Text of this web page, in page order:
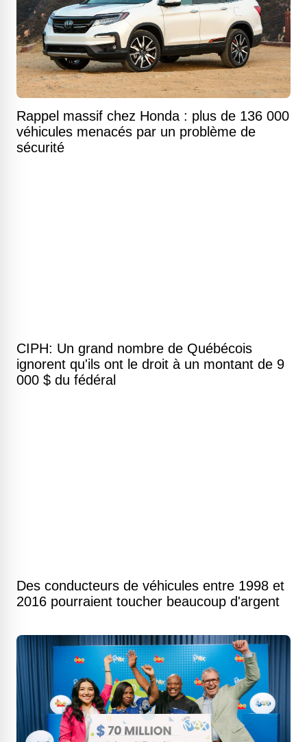
Rappel massif chez Honda : plus de 136 000
véhicules menacés par un problème de
sécurité
CIPH: Un grand nombre de Québécois
ignorent qu'ils ont le droit à un montant de 9
000 $ du fédéral
Des conducteurs de véhicules entre 1998 et
2016 pourraient toucher beaucoup d'argent